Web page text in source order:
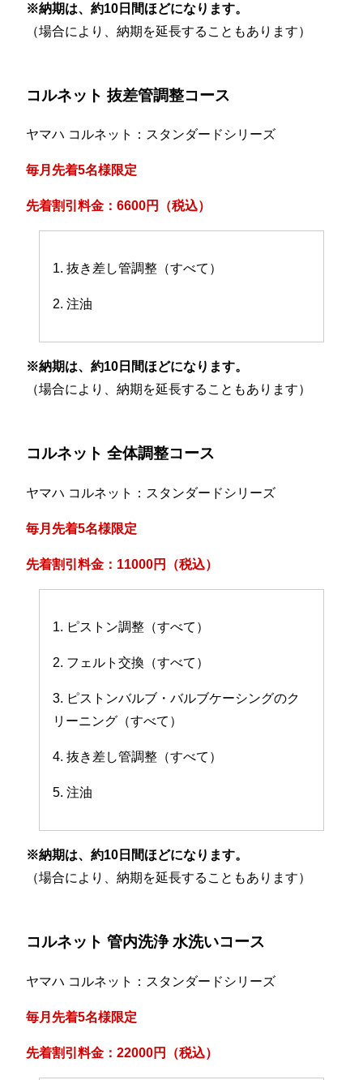
※納期は、約10日間ほどになります。
（場合により、納期を延長することもあります）
コルネット 抜差管調整コース
ヤマハ コルネット：スタンダードシリーズ
毎月先着5名様限定
先着割引料金：6600円（税込）
1. 抜き差し管調整（すべて）
2. 注油
※納期は、約10日間ほどになります。
（場合により、納期を延長することもあります）
コルネット 全体調整コース
ヤマハ コルネット：スタンダードシリーズ
毎月先着5名様限定
先着割引料金：11000円（税込）
1. ピストン調整（すべて）
2. フェルト交換（すべて）
3. ピストンバルブ・バルブケーシングのク
リーニング（すべて）
4. 抜き差し管調整（すべて）
5. 注油
※納期は、約10日間ほどになります。
（場合により、納期を延長することもあります）
コルネット 管内洗浄 水洗いコース
ヤマハ コルネット：スタンダードシリーズ
毎月先着5名様限定
先着割引料金：22000円（税込）